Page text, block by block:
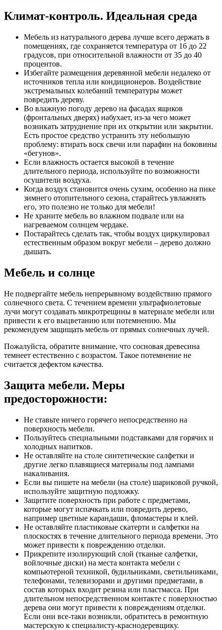
Климат-контроль. Идеальная среда
Мебель из натурального дерева лучше всего держать в
помещениях, где сохраняется температура от 16 до 22
градусов, при относительной влажности от 35 до 40
процентов.
Избегайте размещения деревянной мебели недалеко от
источников тепла или кондиционеров. Воздействие
экстремальных колебаний температуры может
повредить дереву.
Во влажную погоду дерево на фасадах ящиков
(фронтальных дверях) набухает, из-за чего может
возникать затруднение при их открытии или закрытии.
Есть простое средство устранить эту небольшую
проблему: втирать воск свечи или парафин на боковины
«бегунов».
Если влажность остается высокой в течение
длительного периода, используйте по возможности
осушители воздуха.
Когда воздух становится очень сухим, особенно на пике
зимнего отопительного сезона, старайтесь увлажнять
его, это полезно не только для мебели!
Не храните мебель во влажном подвале или на
нагреваемом солнцем чердаке.
Постарайтесь сделать так, чтобы воздух циркулировал
естественным образом вокруг мебели – дерево должно
дышать.
Мебель и солнце
Не подвергайте мебель непрерывному воздействию прямого
солнечного света. С течением времени ультрафиолетовые
лучи могут создавать микротрещины в материале мебели или
привести к его выцветанию или потемнению. Мы
рекомендуем защищать мебель от прямых солнечных лучей.
Пожалуйста, обратите внимание, что сосновая древесина
темнеет естественно с возрастом. Такое потемнение не
считается дефектом качества.
Защита мебели. Меры
предосторожности:
Не ставьте ничего горячего непосредственно на
поверхность мебели.
Пользуйтесь специальными подставками для горячих и
холодных напитков.
Не оставляйте на столе синтетические салфетки и
другие легко плавящиеся материалы под лампами
накаливания.
Если вы пишете на мебели (на столе) шариковой ручкой,
используйте защитную подложку.
Защитите поверхность при работе с предметами,
которые могут испачкать или повредить дерево,
например цветные карандаши, фломастеры и клей.
Не оставляйте пластиковые скатерти и салфетки на
плоскостях в течение длительного периода времени. Это
может привести к повреждению отделки.
Прикрепите изолирующий слой (тканые салфетки,
войлочные диски) на места контакта мебели с
компьютерной техникой, будильниками, светильниками,
телефонами, телевизорами и другими предметами, в
состав которых входит резина или пластмасса. При
длительном непосредственном контакте с поверхностью
дерева они могут привести к повреждениям отделки.
Если они все-таки возникли, обратитесь в ремонтную
мастерскую к специалисту-краснодеревщику.